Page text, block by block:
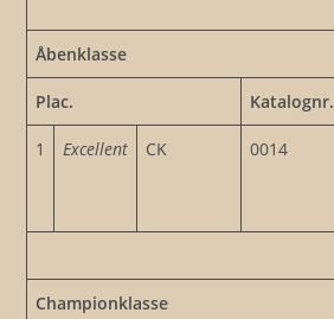
Åbenklasse
Plac. Katalognr.
1 Excellent CK 0014
Championklasse